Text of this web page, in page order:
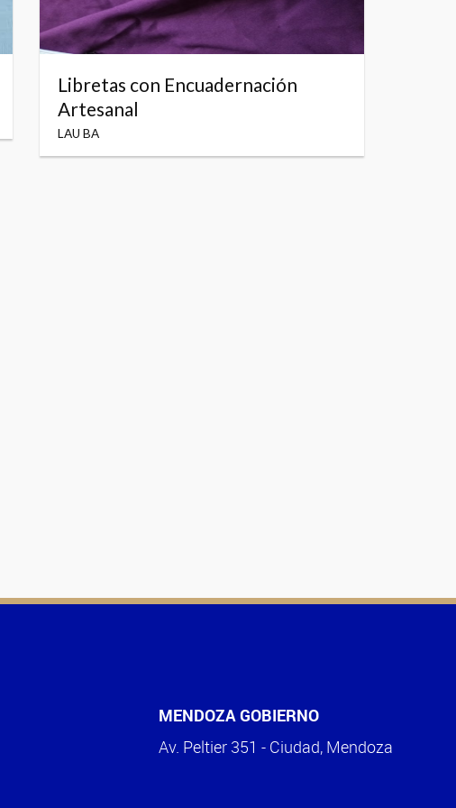
Libretas con Encuadernación
Artesanal
LAU BA
MENDOZA GOBIERNO
Av. Peltier 351 - Ciudad, Mendoza